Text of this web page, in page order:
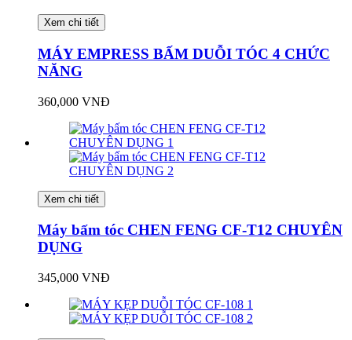
Xem chi tiết
MÁY EMPRESS BẤM DUỖI TÓC 4 CHỨC
NĂNG
360,000 VNĐ
Xem chi tiết
Máy bấm tóc CHEN FENG CF-T12 CHUYÊN
DỤNG
345,000 VNĐ